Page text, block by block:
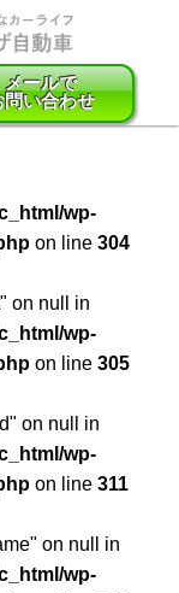
メールで
問い合わせ
wp-
on line 304
on null in
wp-
on line 305
on null in
wp-
on line 311
on null in
wp-